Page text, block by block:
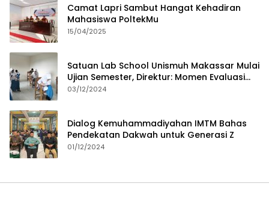
Camat Lapri Sambut Hangat Kehadiran
Mahasiswa PoltekMu
15/04/2025
Satuan Lab School Unismuh Makassar Mulai
Ujian Semester, Direktur: Momen Evaluasi
Proses Pembelajaran
03/12/2024
Dialog Kemuhammadiyahan IMTM Bahas
Pendekatan Dakwah untuk Generasi Z
01/12/2024